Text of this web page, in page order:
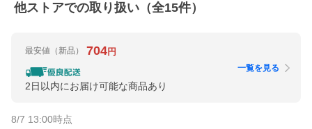
他ストアでの取り扱い（全15件）
最安値 （新品） 704円
2日以内にお届け可能な商品あり
一覧を見る
8/7 13:00時点